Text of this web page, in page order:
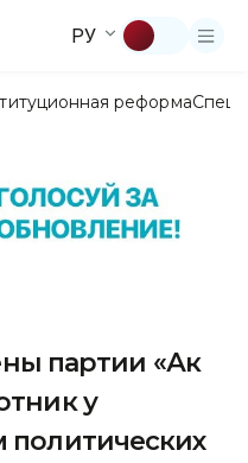
РУ
реформа
партии «Ак
у
политических